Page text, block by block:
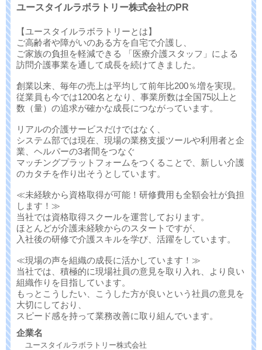
ユースタイルラボラトリー株式会社のPR
【ユースタイルラボラトリーとは】
ご高齢者や障がいのある方を自宅で介護し、
ご家族の負担を軽減できる 「医療介護スタッフ」による
訪問介護事業を通して成長を続けてきました。
創業以来、毎年の売上は平均して前年比200％増を実現。
従業員も今では1200名となり、事業所数は全国75以上と
数（量）の追求が確かな成長につながっています。
リアルの介護サービスだけではなく、
システム部では現在、現場の業務支援ツールや利用者と企
業、ヘルパーの3者間をつなぐ
マッチングプラットフォームをつくることで、新しい介護
のカタチを作り出そうとしています。
≪未経験から資格取得が可能！研修費用も全額会社が負担
します！≫
当社では資格取得スクールを運営しております。
ほとんどが介護未経験からのスタートですが、
入社後の研修で介護スキルを学び、活躍をしています。
≪現場の声を組織の成長に活かしています！≫
当社では、積極的に現場社員の意見を取り入れ、より良い
組織作りを目指しています。
もっとこうしたい、こうした方が良いという社員の意見を
大切にしており、
スピード感を持って業務改善に取り組んでいます。
企業名
ユースタイルラボラトリー株式会社